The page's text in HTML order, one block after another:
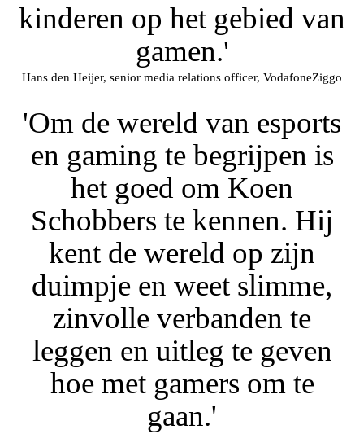
kinderen op het gebied van
gamen.'
Hans den Heijer, senior media relations officer, VodafoneZiggo
'Om de wereld van esports
en gaming te begrijpen is
het goed om Koen
Schobbers te kennen. Hij
kent de wereld op zijn
duimpje en weet slimme,
zinvolle verbanden te
leggen en uitleg te geven
hoe met gamers om te
gaan.'